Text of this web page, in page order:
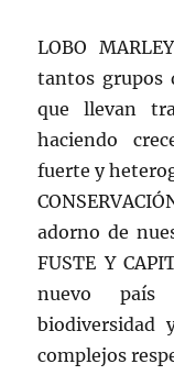
LOBO
tantos grupos
que llevan
haciendo
fuerte y
adorno de
FUSTE Y
nuevo
biodiversidad
complejos